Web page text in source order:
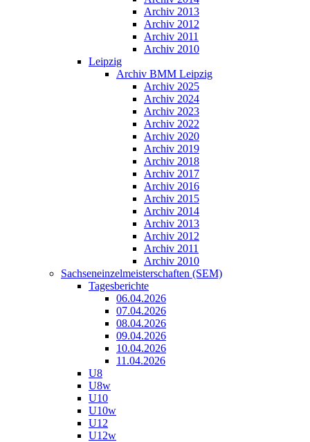
Archiv 2013
Archiv 2012
Archiv 2011
Archiv 2010
Leipzig
Archiv BMM Leipzig
Archiv 2025
Archiv 2024
Archiv 2023
Archiv 2022
Archiv 2020
Archiv 2019
Archiv 2018
Archiv 2017
Archiv 2016
Archiv 2015
Archiv 2014
Archiv 2013
Archiv 2012
Archiv 2011
Archiv 2010
Sachseneinzelmeisterschaften (SEM)
Tagesberichte
06.04.2026
07.04.2026
08.04.2026
09.04.2026
10.04.2026
11.04.2026
U8
U8w
U10
U10w
U12
U12w